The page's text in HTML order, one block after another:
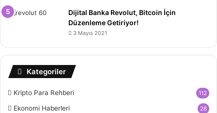
Dijital Banka Revolut, Bitcoin İçin
Düzenleme Getiriyor!
3 Mayıs 2021
Kategoriler
Kripto Para Rehberi 112
Ekonomi Haberleri 28